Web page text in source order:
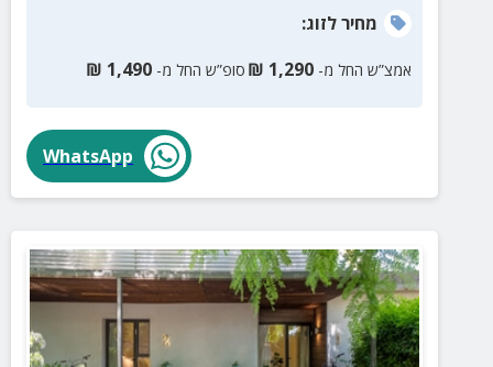
מחירלזוג:
אמצ”ש החל מ- 1,290
₪ סופ”ש החל מ- 1,490
₪
WhatsApp